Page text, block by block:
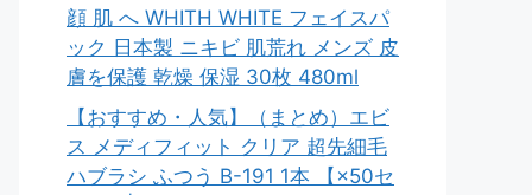
顔 肌 へ WHITH WHITE フェイスパ
ック 日本製 ニキビ 肌荒れ メンズ 皮
膚を保護 乾燥 保湿 30枚 480ml
【おすすめ・人気】（まとめ）エビ
ス メディフィット クリア 超先細毛
ハブラシ ふつう B-191 1本 【×50セ